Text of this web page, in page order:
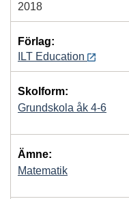
2018
Förlag:
ILT Education
Skolform:
Grundskola åk 4-6
Ämne:
Matematik